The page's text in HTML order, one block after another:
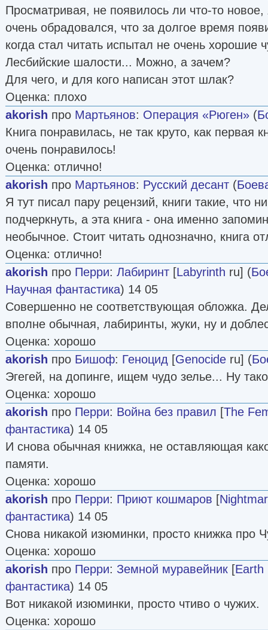
Просматривая, не появилось ли что-то новое,
очень обрадовался, что за долгое время
когда стал читать испытал не очень хорошие
Лесбийские шалости... Можно, а зачем?
Для чего, и для кого написан этот шлак?
Оценка: плохо
akorish про Мартьянов: Операция «Рюген» (
Книга понравилась, не так круто, как первая
очень понравилось!
Оценка: отлично!
akorish про Мартьянов: Русский десант (
Я тут писал пару рецензий, книги такие, что
подчеркнуть, а эта книга - она именно
необычное. Стоит читать однозначно, книга
Оценка: отлично!
akorish про Перри: Лабиринт [Labyrinth ru] (
Научная фантастика) 14 05
Совершенно не соответствующая обложка.
вполне обычная, лабиринты, жуки, ну и
Оценка: хорошо
akorish про Бишоф: Геноцид [Genocide ru] (
Эгегей, на допинге, ищем чудо зелье... Ну
Оценка: хорошо
akorish про Перри: Война без правил [The
фантастика) 14 05
И снова обычная книжка, не оставляющая
памяти.
Оценка: хорошо
akorish про Перри: Приют кошмаров [
фантастика) 14 05
Снова никакой изюминки, просто книжка про
Оценка: хорошо
akorish про Перри: Земной муравейник [Earth
фантастика) 14 05
Вот никакой изюминки, просто чтиво о чужих.
Оценка: хорошо